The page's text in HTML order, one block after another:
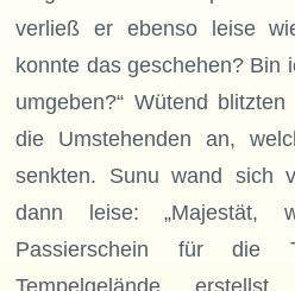
verließ er ebenso leise
konnte das geschehen? Bin
umgeben?“ Wütend
die Umstehenden an,
senkten. Sunu wand sich
dann leise: „Majestät,
Passierschein für die
Tempelgelände